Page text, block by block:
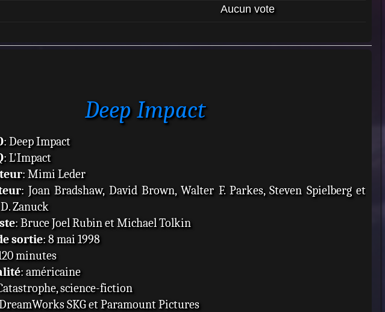
Aucun vote
Deep Impact
: Deep Impact
: L'Impact
: Mimi Leder
: Joan Bradshaw, David Brown, Walter F. Parkes, Steven Spielberg et
Zanuck
: Bruce Joel Rubin et Michael Tolkin
sortie: 8 mai 1998
minutes
: américaine
science-fiction
SKG et Paramount Pictures